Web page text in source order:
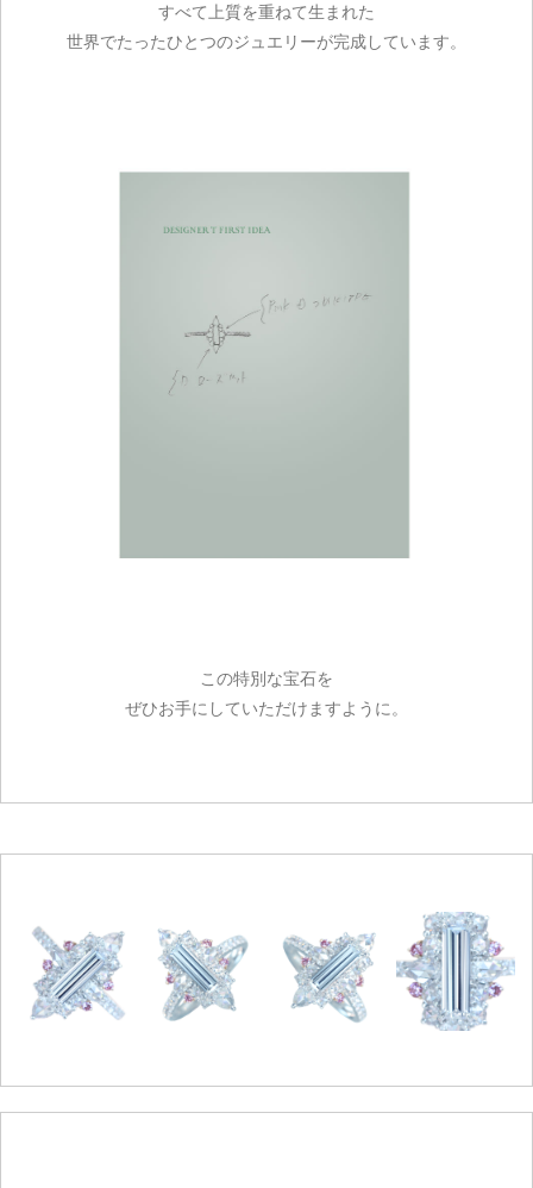
すべて上質を重ねて生まれた
世界でたったひとつのジュエリーが完成しています。
この特別な宝石を
ぜひお手にしていただけますように。